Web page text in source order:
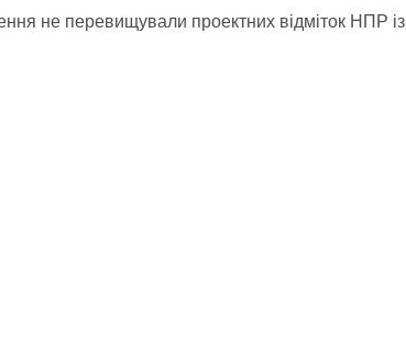
не перевищували проектних відміток НПР із